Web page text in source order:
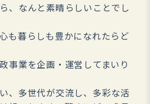
、なんと素晴らしいことでし
も暮らしも豊かになれたらど
事業を企画・運営してまいり
、多世代が交流し、多彩な活